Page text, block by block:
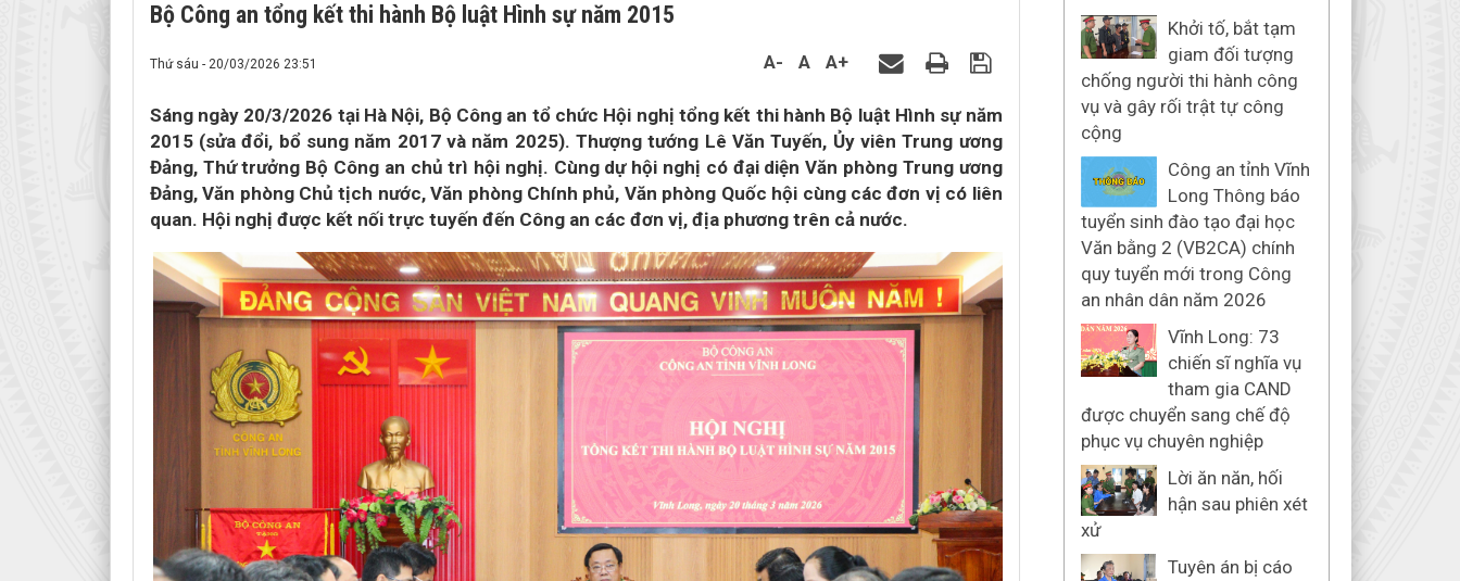
Bộ Công an tổng kết thi hành Bộ luật Hình sự năm 2015
Thứ sáu - 20/03/2026 23:51 A- A A+
Sáng ngày 20/3/2026 tại Hà Nội, Bộ Công an tổ chức Hội nghị tổng kết thi hành Bộ luật Hình sự năm
2015 (sửa đổi, bổ sung năm 2017 và năm 2025). Thượng tướng Lê Văn Tuyến, Ủy viên Trung ương
Đảng, Thứ trưởng Bộ Công an chủ trì hội nghị. Cùng dự hội nghị có đại diện Văn phòng Trung ương
Đảng, Văn phòng Chủ tịch nước, Văn phòng Chính phủ, Văn phòng Quốc hội cùng các đơn vị có liên
quan. Hội nghị được kết nối trực tuyến đến Công an các đơn vị, địa phương trên cả nước.
Khởi tố, bắt tạm
giam đối tượng
chống người thi hành công
vụ và gây rối trật tự công
cộng
Công an tỉnh Vĩnh
Long Thông báo
tuyển sinh đào tạo đại học
Văn bằng 2 (VB2CA) chính
quy tuyển mới trong Công
an nhân dân năm 2026
Vĩnh Long: 73
chiến sĩ nghĩa vụ
tham gia CAND
được chuyển sang chế độ
phục vụ chuyên nghiệp
Lời ăn năn, hối
hận sau phiên xét
xử
Tuyên án bị cáo